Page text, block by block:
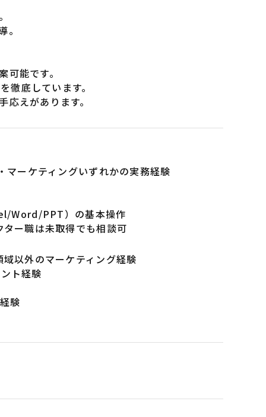
能です。
底しています。
えがあります。
ーケティングいずれかの実務経験
Word/PPT）の基本操作
ー職は未取得でも相談可
以外のマーケティング経験
ト経験
験